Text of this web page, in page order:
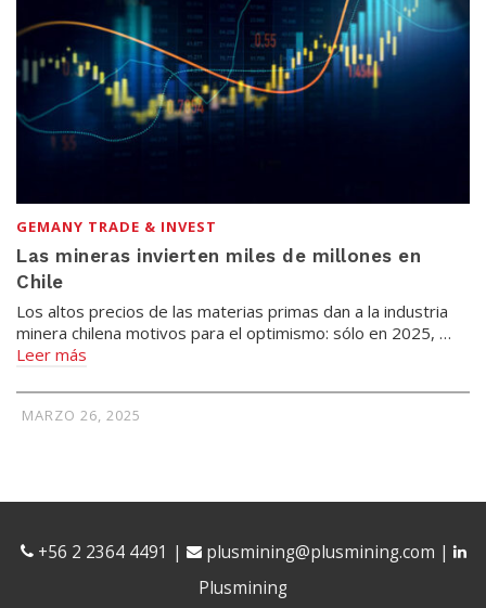
GEMANY TRADE & INVEST
Las mineras invierten miles de millones en
Chile
Los altos precios de las materias primas dan a la industria
minera chilena motivos para el optimismo: sólo en 2025, …
Leer más
MARZO 26, 2025
+56 2 2364 4491 | plusmining@plusmining.com |
Plusmining